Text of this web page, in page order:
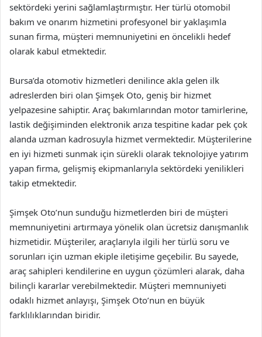
sektördeki yerini sağlamlaştırmıştır. Her türlü otomobil
bakım ve onarım hizmetini profesyonel bir yaklaşımla
sunan firma, müşteri memnuniyetini en öncelikli hedef
olarak kabul etmektedir.
Bursa’da otomotiv hizmetleri denilince akla gelen ilk
adreslerden biri olan Şimşek Oto, geniş bir hizmet
yelpazesine sahiptir. Araç bakımlarından motor tamirlerine,
lastik değişiminden elektronik arıza tespitine kadar pek çok
alanda uzman kadrosuyla hizmet vermektedir. Müşterilerine
en iyi hizmeti sunmak için sürekli olarak teknolojiye yatırım
yapan firma, gelişmiş ekipmanlarıyla sektördeki yenilikleri
takip etmektedir.
Şimşek Oto’nun sunduğu hizmetlerden biri de müşteri
memnuniyetini artırmaya yönelik olan ücretsiz danışmanlık
hizmetidir. Müşteriler, araçlarıyla ilgili her türlü soru ve
sorunları için uzman ekiple iletişime geçebilir. Bu sayede,
araç sahipleri kendilerine en uygun çözümleri alarak, daha
bilinçli kararlar verebilmektedir. Müşteri memnuniyeti
odaklı hizmet anlayışı, Şimşek Oto’nun en büyük
farklılıklarından biridir.